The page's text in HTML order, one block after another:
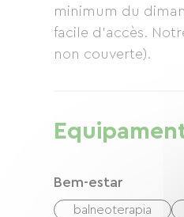
minimum du
facile d'accès.
non couverte).
Bem-estar
balneoterapia